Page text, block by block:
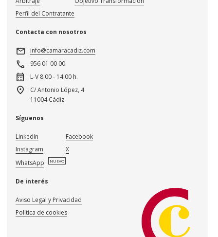
Perfil del Contratante
Contacta con nosotros
mail info@camaracadiz.com
call 956 01 00 00
calendar_month L-V 8:00 - 14:00 h.
location_on
C/ Antonio López, 4
11004 Cádiz
Síguenos
LinkedIn
Instagram
WhatsApp
NUEVO
Facebook
X
De interés
Aviso Legal y Privacidad
Política de cookies